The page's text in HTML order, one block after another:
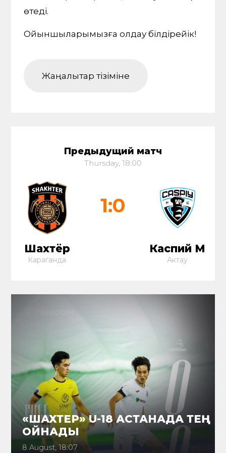
өтеді.
Ойыншыларымызға қолдау білдірейік!
Жаңалықтар тізіміне
Предыдущий матч
Thursday, 18:00
Шахтёр
Караганда
1:0
Каспий М
Актау
«ШАХТЕР» U-18 АСТАНАДА ТЕҢ
ОЙНАДЫ
8 August, 18:07